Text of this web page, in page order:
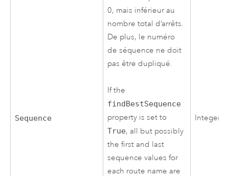
Sequence
0, mais inférieur au
nombre total d’arrêts.
De plus, le numéro
de séquence ne doit
pas être dupliqué.
If the
findBestSequence
property is set to
True, all but possibly
the first and last
sequence values for
each route name are
Integer